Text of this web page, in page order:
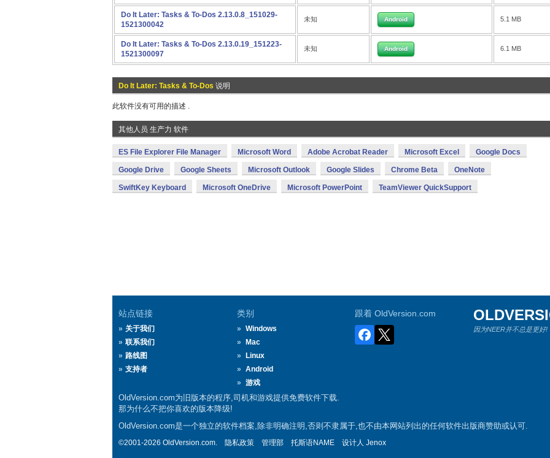
Do It Later: Tasks & To-Dos 2.13.0.8_151029-
1521300042
未知 Android 5.1 MB
Do It Later: Tasks & To-Dos 2.13.0.19_151223-
1521300097
未知 Android 6.1 MB
Do It Later: Tasks & To-Dos 说明
此软件没有可用的描述 .
其他人员 生产力 软件
ES File Explorer File Manager Microsoft Word Adobe Acrobat Reader Microsoft Excel Google Docs
Google Drive Google Sheets Microsoft Outlook Google Slides Chrome Beta OneNote
SwiftKey Keyboard Microsoft OneDrive Microsoft PowerPoint TeamViewer QuickSupport
站点链接
关于我们
联系我们
路线图
支持者
类别
Windows
Mac
Linux
Android
游戏
跟着 OldVersion.com
因为NEER并不总是更好!
OldVersion.com为旧版本的程序,司机和游戏提供免费软件下载.
那为什么不把你喜欢的版本降级!
OldVersion.com是一个独立的软件档案,除非明确注明,否则不隶属于,也不由本网站列出的任何软件出版商赞助或认可.
©2001-2026 OldVersion.com. 隐私政策 管理部 托斯语NAME 设计人 Jenox